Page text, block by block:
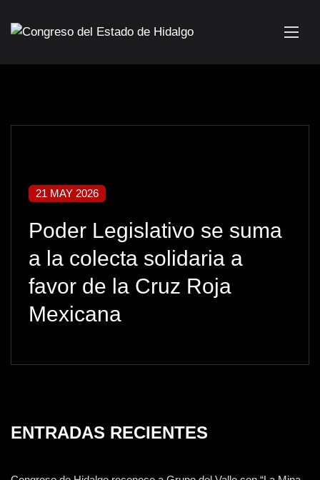
21 MAY 2026
Poder Legislativo se suma
a la colecta solidaria a
favor de la Cruz Roja
Mexicana
ENTRADAS RECIENTES